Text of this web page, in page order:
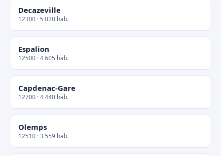
Decazeville
12300 · 5 020 hab.
Espalion
12500 · 4 605 hab.
Capdenac-Gare
12700 · 4 440 hab.
Olemps
12510 · 3 559 hab.